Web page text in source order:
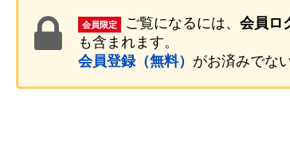
会員限定 ご覧になるには、 会員ロ
も含まれます。
会員登録（無料） がお済みでな